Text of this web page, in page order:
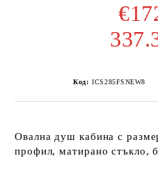
Код: ICS285FSNEW8
Овална душ кабина с
профил, матирано стъкло,